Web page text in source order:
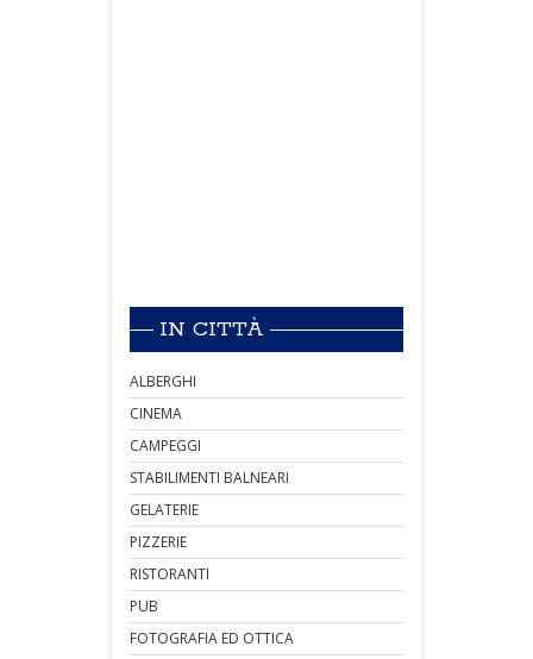
IN CITTÀ
ALBERGHI
CINEMA
CAMPEGGI
STABILIMENTI BALNEARI
GELATERIE
PIZZERIE
RISTORANTI
PUB
FOTOGRAFIA ED OTTICA